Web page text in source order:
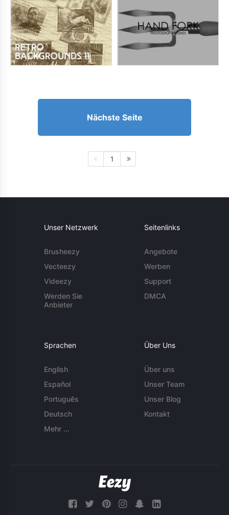
Nächste Seite
1
Unser Netzwerk
Brusheezy
Vecteezy
Videezy
Werden Sie
Anbieter
Seitenlinks
Angebote
Werben
Support
DMCA
Sprachen
English
Español
Português
Deutsch
Mehr ...
Über Uns
Über uns
Unser Team
Unser Blog
Kontakt